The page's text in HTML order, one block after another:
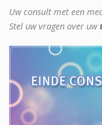
Uw consult met een
Stel uw vragen over uw